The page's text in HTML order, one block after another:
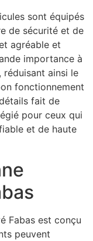
sont équipés
de sécurité et de
agréable et
importance à
ainsi le
fonctionnement
fait de
pour ceux qui
et de haute
Fabas est conçu
peuvent